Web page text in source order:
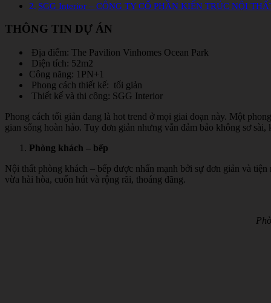
SGG Interior – CÔNG TY CỔ PHẦN KIẾN TRÚC NỘI
THÔNG TIN DỰ ÁN
Địa điểm: The Pavilion Vinhomes Ocean Park
Diện tích: 52m2
Công năng: 1PN+1
Phong cách thiết kế: tối giản
Thiết kế và thi công: SGG Interior
Phong cách tối giản đang là hot trend ở mọi giai đoạn này. Một
gian sống hoàn hảo. Tuy đơn giản nhưng vẫn đảm bảo không sơ
Phòng khách – bếp
Nội thất phòng khách – bếp được nhấn mạnh bởi sự đơn giản và
vừa hài hòa, cuốn hút và rộng rãi, thoáng đãng.